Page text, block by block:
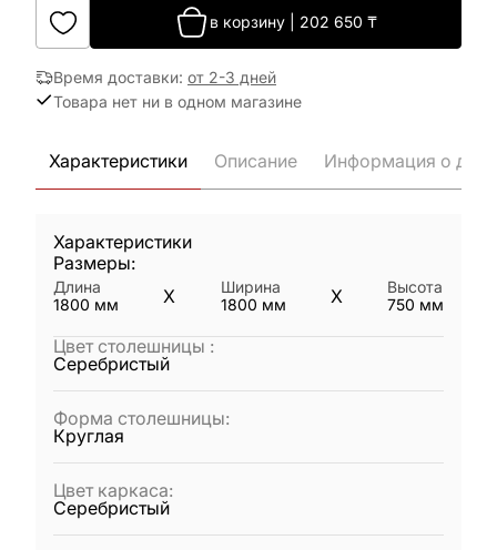
в корзину 202 650 ₸
Время доставки: от 2-3 дней
Товара нет ни в одном магазине
Характеристики Описание Информация о
Характеристики
Размеры:
Длина
1800 мм X
Ширина
1800 мм X
Высота
750 мм
Цвет столешницы :
Серебристый
Форма столешницы:
Круглая
Цвет каркаса:
Серебристый